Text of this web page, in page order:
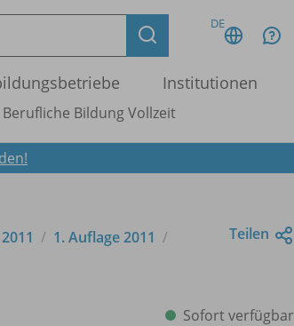
DE
Institutionen
Berufliche Bildung Vollzeit
1. Auflage 2011
Teilen
Sofort verfügbar